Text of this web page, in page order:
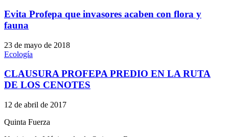
Evita Profepa que invasores acaben con flora y
fauna
23 de mayo de 2018
Ecología
CLAUSURA PROFEPA PREDIO EN LA RUTA
DE LOS CENOTES
12 de abril de 2017
Quinta Fuerza